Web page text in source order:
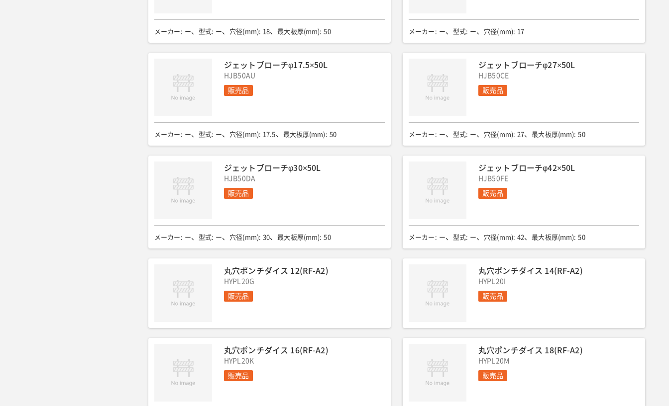
メーカー : ー 型式: ー 穴径(mm): 18 最大板厚(mm): 50 メーカー : ー 型式: ー 穴径(mm): 17
ジェットブローチφ17.5×50L
HJB50AU
販売品
メーカー : ー 型式: ー 穴径(mm): 17.5 最大板厚(mm): 50
ジェットブローチφ27×50L
HJB50CE
販売品
メーカー : ー 型式: ー 穴径(mm): 27 最大板厚(mm): 50
ジェットブローチφ30×50L
HJB50DA
販売品
メーカー : ー 型式: ー 穴径(mm): 30 最大板厚(mm): 50
ジェットブローチφ42×50L
HJB50FE
販売品
メーカー : ー 型式: ー 穴径(mm): 42 最大板厚(mm): 50
丸穴ポンチダイス 12(RF-A2)
HYPL20G
販売品
丸穴ポンチダイス 14(RF-A2)
HYPL20I
販売品
丸穴ポンチダイス 16(RF-A2)
HYPL20K
販売品
丸穴ポンチダイス 18(RF-A2)
HYPL20M
販売品